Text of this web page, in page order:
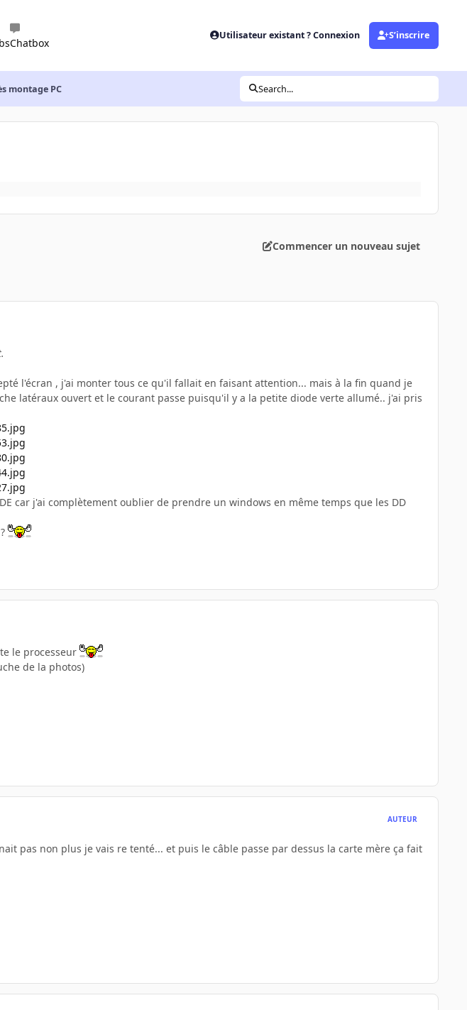
Chatbox
Utilisateur existant ? Connexion S’inscrire
montage PC Search...
Commencer un nouveau sujet
l'écran , j'ai monter tous ce qu'il fallait en faisant attention... mais à la fin quand je
latéraux ouvert et le courant passe puisqu'il y a la petite diode verte allumé.. j'ai pris
car j'ai complètement oublier de prendre un windows en même temps que les DD
le processeur
de la photos)
AUTEUR
pas non plus je vais re tenté... et puis le câble passe par dessus la carte mère ça fait